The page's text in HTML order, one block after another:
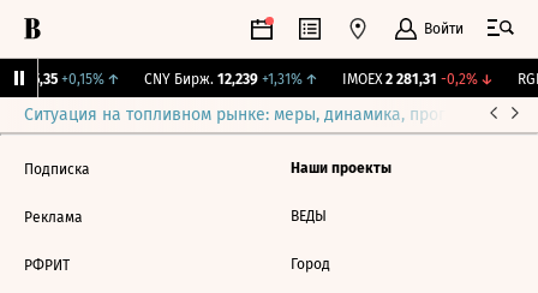
Войти
115,35 +0,15%↑ CNY Бирж. 12,239 +1,31%↑ IMOEX 2 281,31 -0,2%↓
Ситуация на топливном рынке: меры, динамика, прогнозы
Подписка
Реклама
РФРИТ
Наши проекты
ВЕДЫ
Город